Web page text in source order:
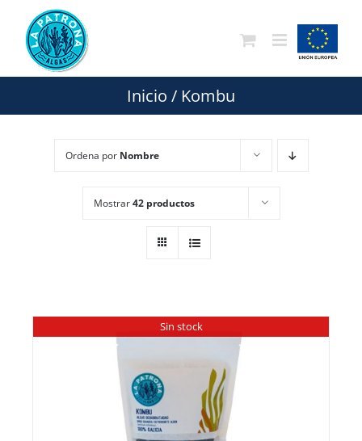
contenido
Inicio / Kombu
Ordena por Nombre
Mostrar42 productos
Sin stock